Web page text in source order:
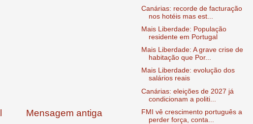
Mensagem antiga
Canárias: recorde de facturação
nos hotéis mas est...
Mais Liberdade: População
residente em Portugal
Mais Liberdade: A grave crise de
habitação que Por...
Mais Liberdade: evolução dos
salários reais
Canárias: eleições de 2027 já
condicionam a politi...
FMI vê crescimento português a
perder força, conta...